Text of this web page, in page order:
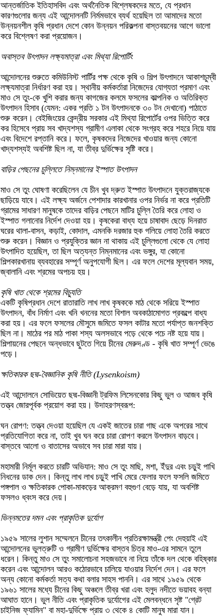
আন্তর্জাতিক ইতিহাসবিদ এবং অর্থনৈতিক বিশ্লেষকদের মতে, যে প্রধান
কারণগুলোর জন্য এই আন্দোলনটি নির্মমভাবে ব্যর্থ হয়েছিল তা আমাদের মতো
উন্নয়নশীল কৃষি প্রধান দেশে কোন উন্নয়ন পরিকল্পনা বাস্তবয়নের আগে ভালো
করে বিশ্লেষণ করা প্রয়োজন।
অবাস্তব উৎপাদন লক্ষ্যমাত্রা এবং মিথ্যা রিপোর্টিং
আন্দোলনের শুরুতে কমিউনিস্ট পার্টির পক্ষ থেকে কৃষি ও শিল্প উৎপাদনে আকাশচুম্বী
লক্ষ্যমাত্রা নির্ধারণ করা হয়। স্থানীয় কর্মকর্তারা নিজেদের যোগ্যতা প্রমাণ এবং
মাও সে তুং-কে খুশি করার জন্য কাগজের কলমে ফসলের কাল্পনিক ও অতিরিক্ত
উৎপাদন হিসাব (যেমন: একর প্রতি ১ টন উৎপাদনকে ৩০ টন দেখানো) পাঠাতে
শুরু করেন। বেইজিংয়ের কেন্দ্রীয় সরকার এই মিথ্যা রিপোর্টের ওপর ভিত্তি করে
কর হিসেবে প্রায় সব খাদ্যশস্য গ্রামীণ এলাকা থেকে সংগ্রহ করে শহরে নিয়ে যায়
এবং বিদেশে রপ্তানি করে। ফলে, কৃষকদের নিজেদের খাওয়ার জন্য কোনো
খাদ্যশস্যই অবশিষ্ট ছিল না, যা তীব্র দুর্ভিক্ষের সৃষ্টি করে।
বাড়ির পেছনের চুল্লিতে নিম্নমানের ইস্পাত উৎপাদন
মাও সে তুং ঘোষণা করেছিলেন যে চীন খুব দ্রুত ইস্পাত উৎপাদনে যুক্তরাজ্যকে
ছাড়িয়ে যাবে। এই লক্ষ্য অর্জনে পেশাদার কারখানার ওপর নির্ভর না করে প্রতিটি
গ্রামের সাধারণ মানুষকে তাদের বাড়ির পেছনে মাটির চুল্লি তৈরি করে লোহা ও
ইস্পাত গলানোর নির্দেশ দেওয়া হয়। কৃষকেরা বাধ্য হয়ে চাষাবাদ ছেড়ে দিনরাত
ঘরের থালা-বাসন, কড়াই, কোদাল, এমনকি দরজার হুক গলিয়ে লোহা তৈরি করতে
শুরু করেন। বিজ্ঞান ও প্রযুক্তির জ্ঞান না থাকায় এই চুল্লিগুলো থেকে যে লোহা
উৎপাদিত হয়েছিল, তা ছিল অত্যন্ত নিম্নমানের এবং ভঙ্গুর, যা কোনো
শিল্পকারখানায় ব্যবহারের সম্পূর্ণ অনুপযোগী ছিল। এর ফলে দেশের মূল্যবান সময়,
জ্বালানি এবং শ্রমের অপচয় হয়।
কৃষি খাত থেকে শ্রমের বিচ্যুতি
একটি কৃষিপ্রধান দেশে রাতারাতি লাখ লাখ কৃষককে মাঠ থেকে সরিয়ে ইস্পাত
উৎপাদন, বাঁধ নির্মাণ এবং খনি খননের মতো বিশাল অবকাঠামোগত প্রকল্পে বাধ্য
করা হয়। এর ফলে ফসলের মৌসুমে জমিতে ফসল কাটার মতো পর্যাপ্ত জনশক্তি
ছিল না। মাঠের পর মাঠ পাকা শস্য অলসভাবে পড়ে থেকে পচে নষ্ট হয়ে যায়।
শিল্পায়নের পেছনে অন্ধভাবে ছুটতে গিয়ে চীনের মেরুদণ্ড - কৃষি খাত সম্পূর্ণ ভেঙে
পড়ে।
ক্ষতিকারক ছদ্ম-বৈজ্ঞানিক কৃষি নীতি (Lysenkoism)
এই আন্দোলনে সোভিয়েত ছদ্ম-বিজ্ঞানী ট্রফিম লিসেনকোর কিছু ভুল ও আজব কৃষি
তত্ত্ব জোরপূর্বক প্রয়োগ করা হয়। উদাহরণস্বরূপ:
ঘন রোপণ: তত্ত্ব দেওয়া হয়েছিল যে একই জাতের চারা গাছ একে অপরের সাথে
প্রতিযোগিতা করে না, তাই খুব ঘন করে চারা রোপণ করলে উৎপাদন বাড়বে।
বাস্তবে আলো ও বাতাসের অভাবে সব চারা মারা যায়।
মহামারী নির্মূল করতে চারটি অভিযান: মাও সে তুং মাছি, মশা, ইঁদুর এবং চড়ুই পাখি
নিধনের ডাক দেন। কিন্তু লাখ লাখ চড়ুই পাখি মেরে ফেলার ফলে ফসলি জমিতে
পঙ্গপাল ও ক্ষতিকারক পোকা-মাকড়ের আক্রমণ বহুগুণ বেড়ে যায়, যা অবশিষ্ট
ফসলও ধ্বংস করে দেয়।
ভিন্নমতের দমন এবং প্রাকৃতিক দুর্যোগ
১৯৫৯ সালের লুশান সম্মেলনে চীনের তৎকালীন প্রতিরক্ষামন্ত্রী পেং দেহুয়াই এই
আন্দোলনের ভুলত্রুটি ও গ্রামীণ দুর্ভিক্ষের বাস্তব চিত্র মাও-এর সামনে তুলে
ধরেন। কিন্তু মাও সে তুং সমালোচনা সহজভাবে না নিয়ে তাঁকে দল থেকে বহিষ্কার
করেন এবং আন্দোলন আরও কঠোরভাবে চালিয়ে যাওয়ার নির্দেশ দেন। এর ফলে
অন্য কোনো কর্মকর্তা সত্য কথা বলার সাহস পাননি। এর সাথে ১৯৫৯ থেকে
১৯৬১ সালের মধ্যে চীনের কিছু অঞ্চলে তীব্র খরা এবং হলুদ নদীতে ভয়াবহ বন্যা
আঘাত হানে। ভুল নীতি এবং প্রাকৃতিক দুর্যোগের এই মেলবন্ধনে সৃষ্ট "গ্রেট
চাইনিজ ফ্যামিন" বা মহা-দুর্ভিক্ষে প্রায় ৩ থেকে ৪ কোটি মানুষ মারা যান।